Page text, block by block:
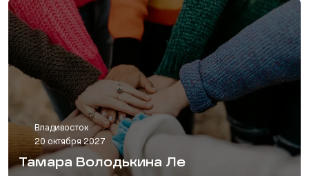
Владивосток
20 октября 2027
Тамара Володькина Ле